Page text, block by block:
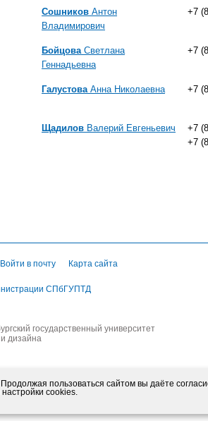
Сошников Антон
Владимирович
+7
БойцоваСветлана
Геннадьевна
+7
ГалустоваАнна Николаевна +7
Щадилов Валерий Евгеньевич
+7
+7
Войти в почту Карта сайта
СПбГУПТД
государственный университет
дизайна
пользоваться сайтом вы даёте
cookies.